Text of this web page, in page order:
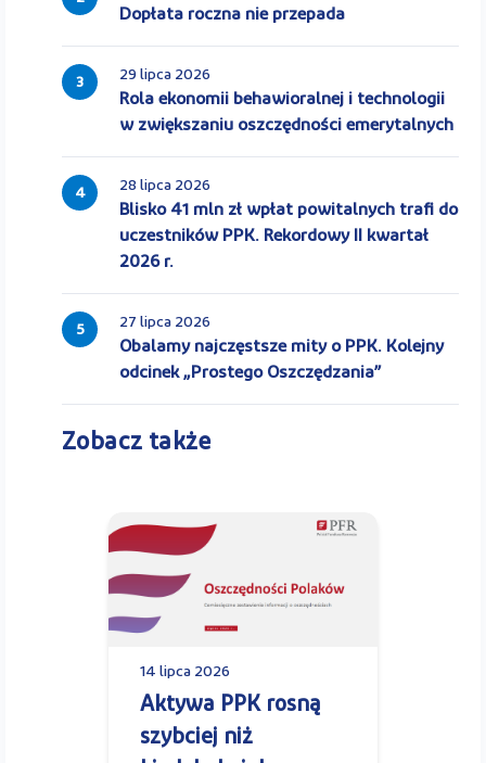
Dopłata roczna nie przepada
3 29 lipca 2026
Rola ekonomii behawioralnej i technologii
w zwiększaniu oszczędności emerytalnych
4 28 lipca 2026
Blisko 41 mln zł wpłat powitalnych trafi do
uczestników PPK. Rekordowy II kwartał
2026 r.
5 27 lipca 2026
Obalamy najczęstsze mity o PPK. Kolejny
odcinek „Prostego Oszczędzania”
Zobacz także
14 lipca 2026
Aktywa PPK rosną
szybciej niż